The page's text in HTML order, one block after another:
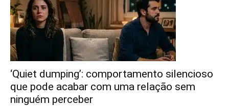
‘Quiet dumping’: comportamento silencioso
que pode acabar com uma relação sem
ninguém perceber